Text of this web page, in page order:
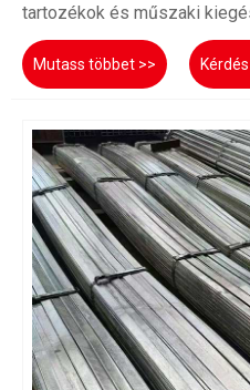
tartozékok és műszaki
Mutass többet >>